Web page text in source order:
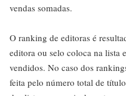
vendas somadas.
O ranking de editoras é
editora ou selo coloca na lista
vendidos. No caso dos
feita pelo número total de